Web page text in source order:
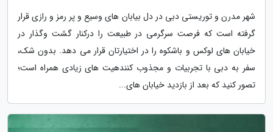
شهر مدرن و توریستی دبی در دل بیابان های وسیع و پر رمز و رازی قرار
گرفته است که فرصت سرگرمی در طبیعت را درکنار گشت وگذار در
خیابان های لوکس و باشکوه را در اختیارتان قرار می دهد. بدون شک،
سفر به دبی با تجربیات و مجذوب کنندهیت های زیادی همراه است؛
تصور کنید که بعد از بازدید خیابان های...